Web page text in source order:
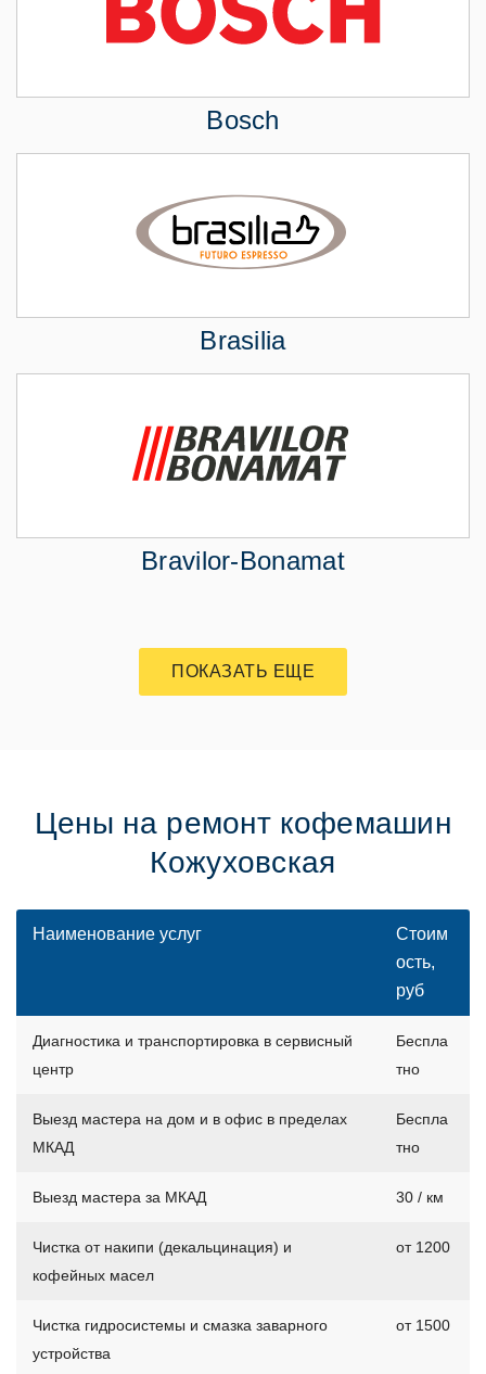
Bosch
Brasilia
Bravilor-Bonamat
ПОКАЗАТЬ ЕЩЕ
Цены на ремонт кофемашин
Кожуховская
Наименование услуг
Стоим
ость,
руб
Диагностика и транспортировка в сервисный
центр
Беспла
тно
Выезд мастера на дом и в офис в пределах
МКАД
Беспла
тно
Выезд мастера за МКАД 30 / км
Чистка от накипи (декальцинация) и
кофейных масел
от 1200
Чистка гидросистемы и смазка заварного
устройства
от 1500